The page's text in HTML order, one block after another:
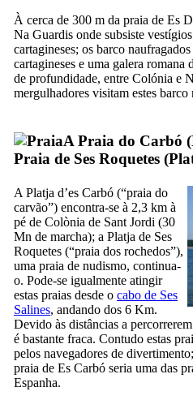
À cerca de 300 m da praia de Es
Na Guardis onde subsiste
cartagineses; os barco
cartagineses e uma galera romana
de profundidade, entre Colónia e
mergulhadores visitam estes barco
A Praia do Carbó (
Praia de Ses Roquetes (
A Platja d’es Carbó (“praia do
carvão”) encontra-se à 2,3 km à
pé de Colònia de Sant Jordi (30
Mn de marcha); a Platja de Ses
Roquetes (“praia dos rochedos”),
uma praia de nudismo, continua-
o. Pode-se igualmente atingir
estas praias desde o cabo de Ses
Salines, andando dos 6 Km.
Devido às distâncias a
é bastante fraca. Contudo estas
pelos navegadores de
praia de Es Carbó seria uma das
Espanha.